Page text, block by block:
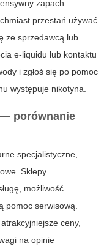
zapach
przestań używać
ze sprzedawcą lub
e-liquidu lub kontaktu
i zgłoś się po pomoc
występuje nikotyna.
— porównanie
specjalistyczne,
Sklepy
możliwość
pomoc serwisową.
ceny,
na opinie